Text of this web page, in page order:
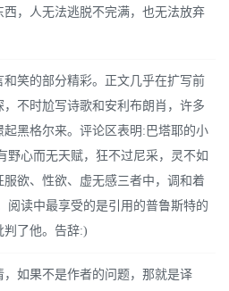
，人无法逃脱不完满，也无法放弃
笑的部分精彩。正文几乎在扩写前
不时尬写诗歌和安利布朗肖，许多
黑格尔来。评论区表明:巴塔耶的小
野心而无天赋，狂不过尼采，灵不如
欲、性欲、虚无感三者中，调和着
阅读中最享受的是引用的普鲁斯特的
判了他。告辞:)
如果不是作者的问题，那就是译